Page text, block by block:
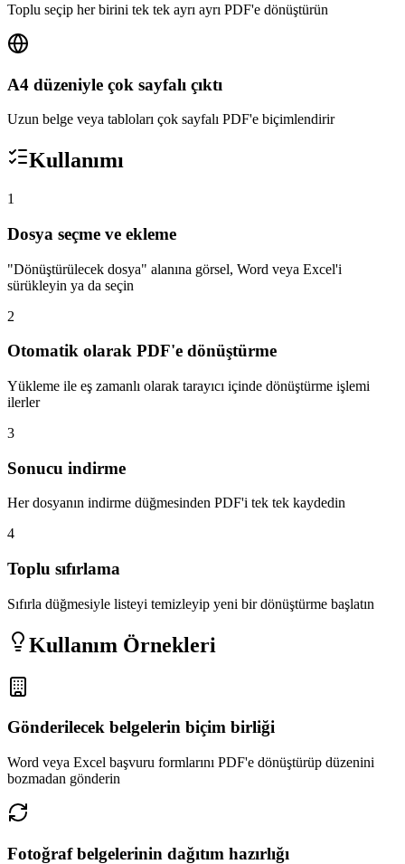
Toplu seçip her birini tek tek ayrı ayrı PDF'e dönüştürün
A4 düzeniyle çok sayfalı çıktı
Uzun belge veya tabloları çok sayfalı PDF'e biçimlendirir
Kullanımı
1
Dosya seçme ve ekleme
"Dönüştürülecek dosya" alanına görsel, Word veya Excel'i
sürükleyin ya da seçin
2
Otomatik olarak PDF'e dönüştürme
Yükleme ile eş zamanlı olarak tarayıcı içinde dönüştürme işlemi
ilerler
3
Sonucu indirme
Her dosyanın indirme düğmesinden PDF'i tek tek kaydedin
4
Toplu sıfırlama
Sıfırla düğmesiyle listeyi temizleyip yeni bir dönüştürme başlatın
Kullanım Örnekleri
Gönderilecek belgelerin biçim birliği
Word veya Excel başvuru formlarını PDF'e dönüştürüp düzenini
bozmadan gönderin
Fotoğraf belgelerinin dağıtım hazırlığı